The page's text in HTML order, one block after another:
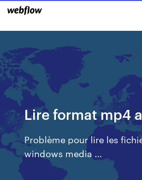
Lire format mp4
Problème pour lire les
windows media ...